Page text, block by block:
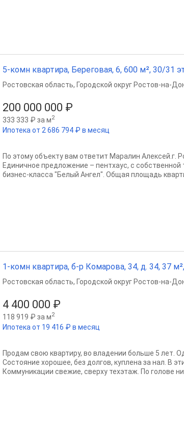
5-комн квартира, Береговая, 6, 600 м², 30/31
200 000 000 ₽
333 333 ₽ за м2
Ипотека от 2 686 794 ₽ в месяц
Ростовская область, Городской округ Ростов-на-
По этому объекту вам ответит Маралин Алексей.г.
Единичное предложение – пентхаус, с
бизнес-класса "Белый Ангел". Общая площадь
1-комн квартира, б-р Комарова, 34, д. 34, 37
4 400 000 ₽
118 919 ₽ за м2
Ипотека от 19 416 ₽ в месяц
Ростовская область, Городской округ Ростов-на-
Продам свою квартиру, во владении больше 5 лет.
Состояние хорошее, без долгов, куплена за нал. В
Коммуникации свежие, сверху техэтаж. По голове